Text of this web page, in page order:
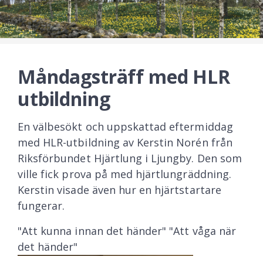
Måndagsträff med HLR
utbildning
En välbesökt och uppskattad eftermiddag
med HLR-utbildning av Kerstin Norén från
Riksförbundet Hjärtlung i Ljungby. Den som
ville fick prova på med hjärtlungräddning.
Kerstin visade även hur en hjärtstartare
fungerar.
"Att kunna innan det händer" "Att våga när
det händer"